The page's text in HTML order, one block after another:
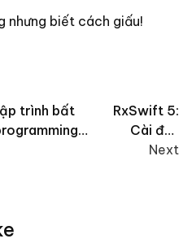
nhưng biết cách giấu!
trình bất
RxSwift 5:
Cài đặt
RxSwift
Next